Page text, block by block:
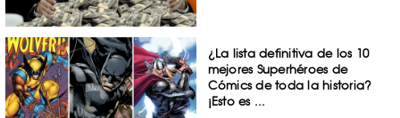
¿La lista definitiva de los 10
mejores Superhéroes de
Cómics de toda la historia?
¡Esto es ...